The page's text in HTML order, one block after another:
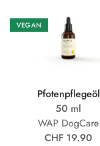
VEGAN
Pfotenpflegeöl
50 ml
WAP DogCare
CHF 19.90